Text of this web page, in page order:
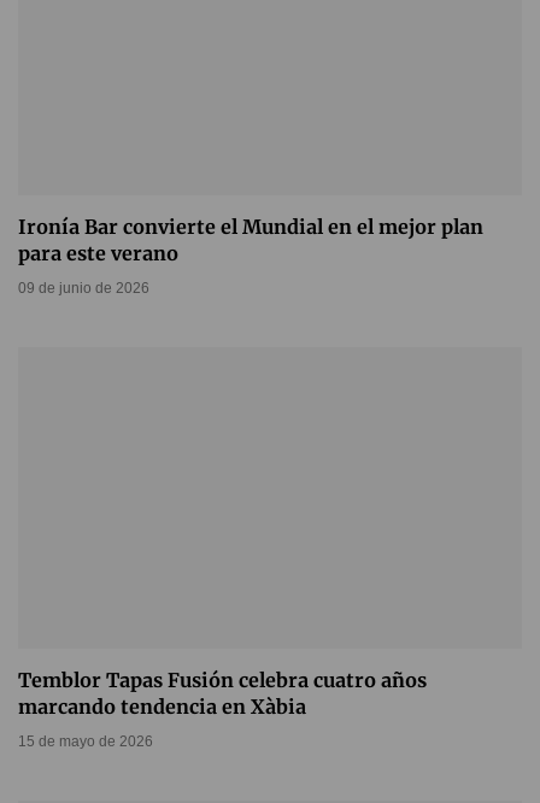
Ironía Bar convierte el Mundial en el mejor plan
para este verano
09 de junio de 2026
Temblor Tapas Fusión celebra cuatro años
marcando tendencia en Xàbia
15 de mayo de 2026